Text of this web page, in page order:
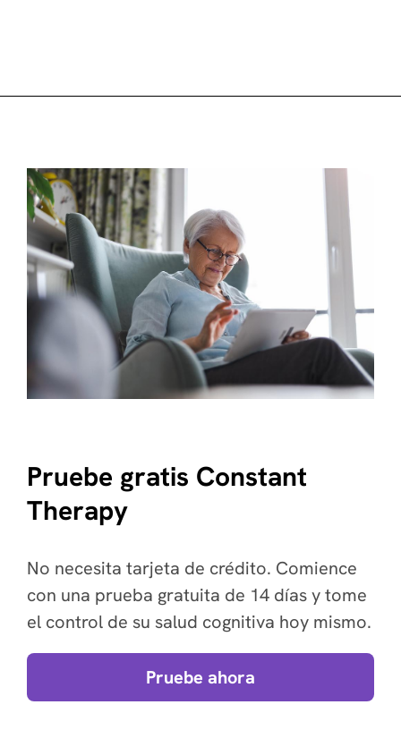
Pruebe gratis Constant
Therapy
No necesita tarjeta de crédito. Comience
con una prueba gratuita de 14 días y tome
el control de su salud cognitiva hoy mismo.
Pruebe ahora